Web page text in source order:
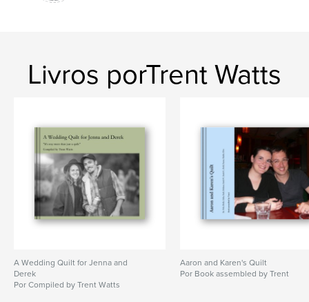
Livros porTrent Watts
A Wedding Quilt for Jenna and
Derek
Por Compiled by Trent Watts
Aaron and Karen's Quilt
Por Book assembled by Trent